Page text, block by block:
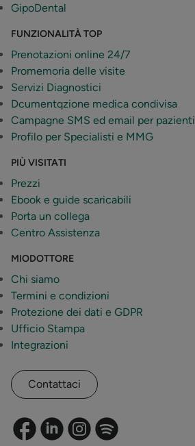
GipoDental
FUNZIONALITÀ TOP
Prenotazioni online 24/7
Promemoria delle visite
Servizi Diagnostici
Dcumentqzione medica condivisa
Campagne SMS ed email per pazienti
Profilo per Specialisti e MMG
PIÙ VISITATI
Prezzi
Ebook e guide scaricabili
Porta un collega
Centro Assistenza
MIODOTTORE
Chi siamo
Termini e condizioni
Protezione dei dati e GDPR
Ufficio Stampa
Integrazioni
Contattaci